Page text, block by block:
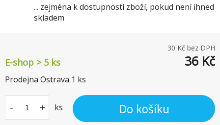
30 Kč bez DPH
E-shop > 5 ks 36 Kč
Prodejna Ostrava 1 ks
- + ks Do košíku
... zejména k dostupnosti zboží, pokud není ihned
skladem